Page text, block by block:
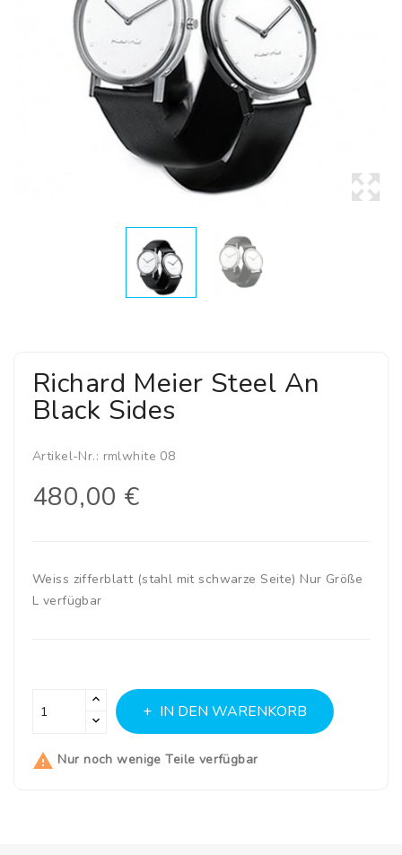
Richard Meier Steel An
Black Sides
Artikel-Nr.: rmlwhite 08
480,00 €
Weiss zifferblatt (stahl mit schwarze Seite) Nur Größe
L verfügbar
IN DEN WARENKORB
 Nur noch wenige Teile verfügbar